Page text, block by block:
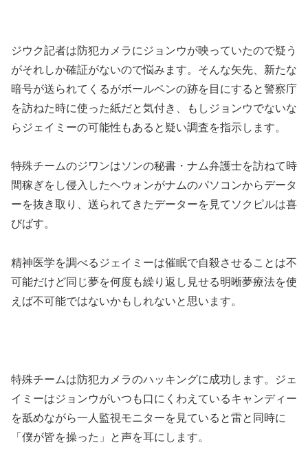
ジウク記者は防犯カメラにジョンウが映っていたので疑う
がそれしか確証がないので悩みます。そんな矢先、新たな
暗号が送られてくるがボールペンの跡を目にすると警察庁
を訪ねた時に使った紙だと気付き、もしジョンウでないな
らジェイミーの可能性もあると疑い調査を指示します。
特殊チームのジワンはソンの秘書・ナム弁護士を訪ねて時
間稼ぎをし侵入したヘウォンがナムのパソコンからデータ
ーを抜き取り、送られてきたデーターを見てソクピルは喜
びばす。
精神医学を調べるジェイミーは催眠で自殺させることは不
可能だけど同じ夢を何度も繰り返し見せる明晰夢療法を使
えば不可能ではないかもしれないと思います。
特殊チームは防犯カメラのハッキングに成功します。ジェ
イミーはジョンウがいつも口にくわえているキャンディー
を舐めながら一人監視モニターを見ていると雷と同時に
「僕が皆を操った」と声を耳にします。